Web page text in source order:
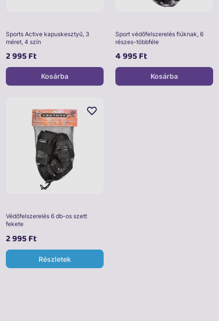
Sports Active kapuskesztyű, 3
méret, 4 szín
2 995 Ft
Kosárba
Sport védőfelszerelés fiúknak, 6
részes-többféle
4 995 Ft
Kosárba
Védőfelszerelés 6 db-os szett
fekete
2 995 Ft
Részletek